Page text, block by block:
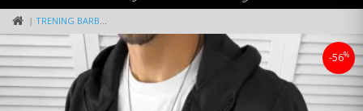
TRENING BARBATI SLIM FIT PANTALONI + HANORAC NEGRU12234 9-6
-56%